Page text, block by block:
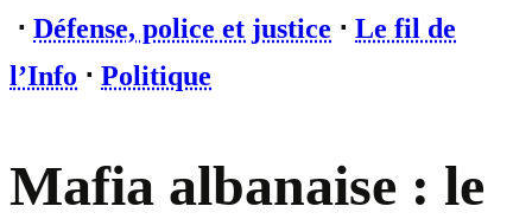
⋅ Défense, police et justice ⋅ Le fil de
l’Info ⋅ Politique
Mafia albanaise : le